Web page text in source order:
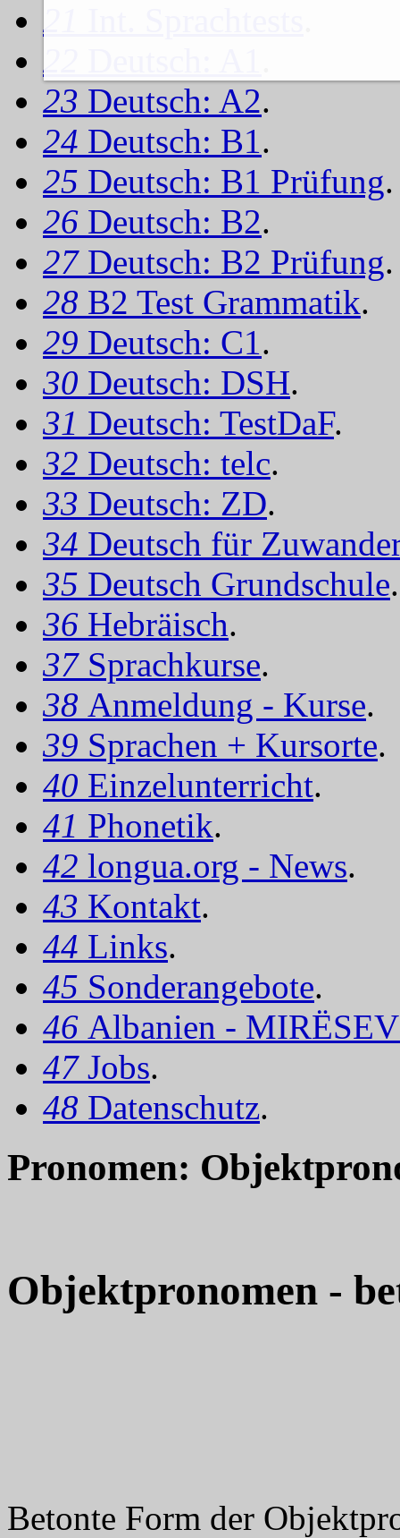
21
22
23 Deutsch: A2.
24 Deutsch: B1.
25 Deutsch: B1 Prüfung.
26 Deutsch: B2.
27 Deutsch: B2 Prüfung.
28 B2 Test Grammatik.
29 Deutsch: C1.
30 Deutsch: DSH.
31 Deutsch: TestDaF.
32 Deutsch: telc.
33 Deutsch: ZD.
34 Deutsch für
35 Deutsch Grundschule.
36 Hebräisch.
37 Sprachkurse.
38 Anmeldung - Kurse.
39 Sprachen + Kursorte.
40 Einzelunterricht.
41 Phonetik.
42 longua.org - News.
43 Kontakt.
44 Links.
45 Sonderangebote.
46 Albanien -
47 Jobs.
48 Datenschutz.
Pronomen:
Objektpronomen -
Betonte Form der